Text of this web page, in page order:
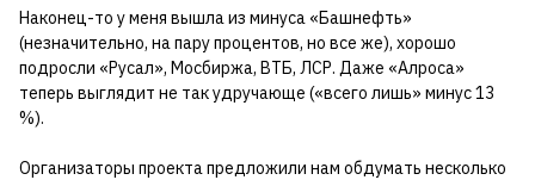
Наконец-то у меня вышла из минуса «Башнефть»
(незначительно, на пару процентов, но все же), хорошо
подросли «Русал», Мосбиржа, ВТБ, ЛСР. Даже «Алроса»
теперь выглядит не так удручающе («всего лишь» минус 13
%).
Организаторы проекта предложили нам обдумать несколько